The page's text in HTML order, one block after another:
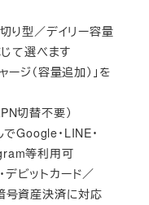
り型／デイリー容量
て選べます
ジ（容量追加）」を
切替不要）
Google・LINE・
等利用可
デビットカード／
資産決済に対応